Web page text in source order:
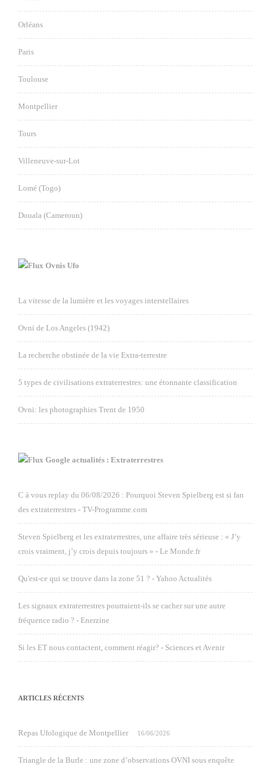
Orléans
Paris
Toulouse
Montpellier
Tours
Villeneuve-sur-Lot
Lomé (Togo)
Douala (Cameroun)
Ovnis Ufo
La vitesse de la lumière et les voyages interstellaires
Ovni de Los Angeles (1942)
La recherche obstinée de la vie Extra-terrestre
5 types de civilisations extraterrestres: une étonnante classification
Ovni: les photographies Trent de 1950
Google actualités : Extraterrestres
C à vous replay du 06/08/2026 : Pourquoi Steven Spielberg est si fan
des extraterrestres - TV-Programme.com
Steven Spielberg et les extraterrestres, une affaire très sérieuse : « J’y
crois vraiment, j’y crois depuis toujours » - Le Monde.fr
Qu'est-ce qui se trouve dans la zone 51 ? - Yahoo Actualités
Les signaux extraterrestres pourraient-ils se cacher sur une autre
fréquence radio ? - Enerzine
Si les ET nous contactent, comment réagir? - Sciences et Avenir
ARTICLES RÉCENTS
Repas Ufologique de Montpellier 16/06/2026
Triangle de la Burle : une zone d’observations OVNI sous enquête